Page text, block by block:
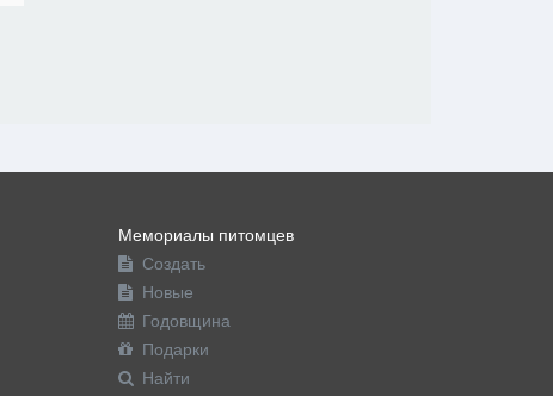
Мемориалы питомцев
Создать
Новые
Годовщина
Подарки
Найти